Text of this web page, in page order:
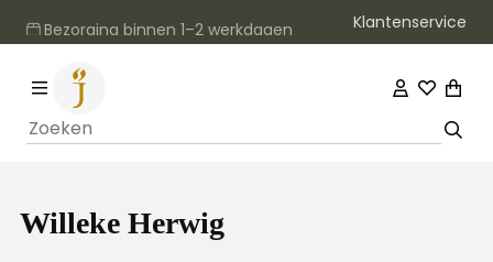
Bezorging binnen 1–2 werkdagen Klantenservice
Willeke Herwig